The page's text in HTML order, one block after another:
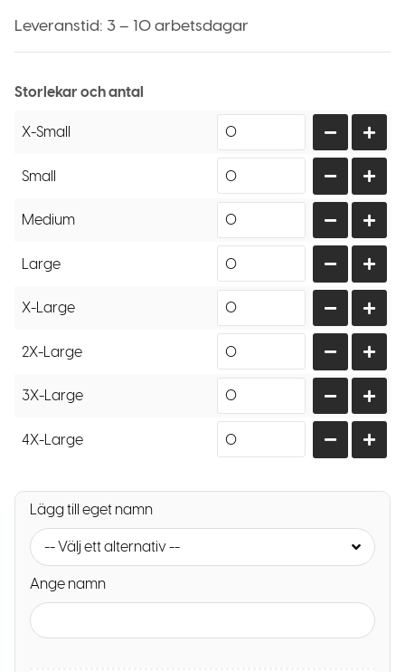
Leveranstid: 3 – 10 arbetsdagar
Storlekar och antal
X-Small
Small
Medium
Large
X-Large
2X-Large
3X-Large
4X-Large
Lägg till eget namn
-- Välj ett alternativ --
Ange namn